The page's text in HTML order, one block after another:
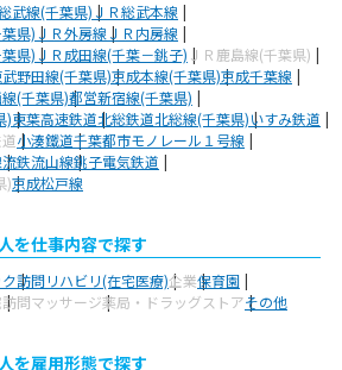
武線(千葉県)ＪＲ総武本線
県)ＪＲ外房線ＪＲ内房線
県)ＪＲ成田線(千葉－銚子) ＪＲ鹿島線(千葉県)
武野田線(千葉県)京成本線(千葉県)京成千葉線
(千葉県)都営新宿線(千葉県)
)東葉高速鉄道北総鉄道北総線(千葉県)いすみ鉄道
小湊鐵道千葉都市モノレール１号線
流鉄流山線銚子電気鉄道
)京成松戸線
を仕事内容で探す
訪問リハビリ(在宅医療)企業保育園
訪問マッサージ薬局・ドラッグストアその他
を雇用形態で探す